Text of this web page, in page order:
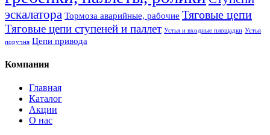
эскалатора Тормоза аварийные, рабочие Тяговые цепи
Тяговые цепи ступеней и паллет Устья и входные площадки Устья
поручня Цепи привода
Компания
Главная
Каталог
Акции
О нас